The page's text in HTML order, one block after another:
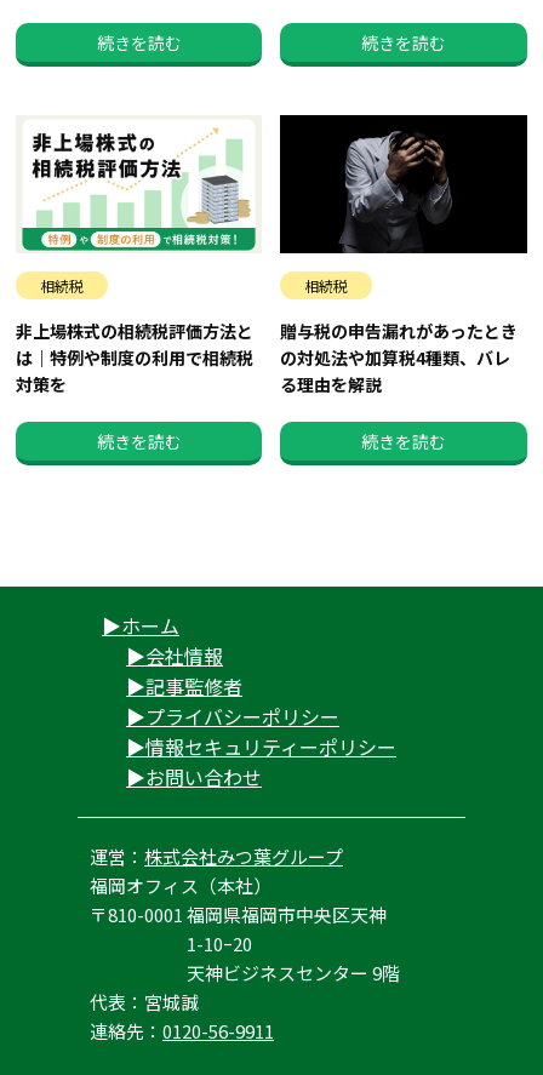
続きを読む 続きを読む
相続税
非上場株式の相続税評価方法と
は｜特例や制度の利用で相続税
対策を
続きを読む
相続税
贈与税の申告漏れがあったとき
の対処法や加算税4種類、バレ
る理由を解説
続きを読む
ホーム
会社情報
記事監修者
プライバシーポリシー
情報セキュリティーポリシー
お問い合わせ
運営： 株式会社みつ葉グループ
福岡オフィス（本社）
〒810-0001福岡県福岡市中央区天神
1-10ｰ20
天神ビジネスセンター 9階
代表： 宮城誠
連絡先： 0120-56-9911